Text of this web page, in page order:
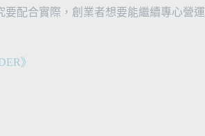
配合實際，創業者想要能繼續專心營運
》